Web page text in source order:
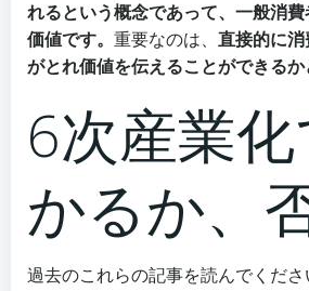
れるという概念であって、一般消
価値です。 重要なのは、 直接的に
がとれ価値を伝えることができる
6次産業
かるか、
過去のこれらの記事を読んでくださ